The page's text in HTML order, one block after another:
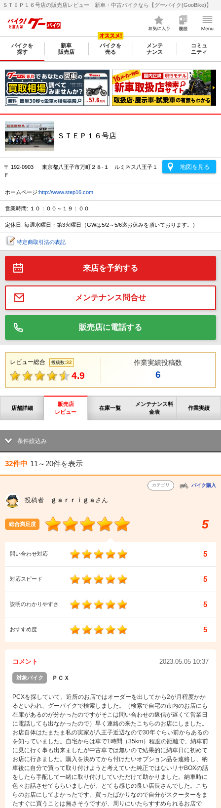
ＳＴＥＰ１６号店の販売店レビュー｜新車・中古バイクなら【グーバイク(GooBike)】
バイクを
探す
新車
販売店
バイクを
売る
メンテ
ナンス
コミュ
ニティ
ＳＴＥＰ１６号店
〒 192-0903 東京都八王子市万町２８-１ ルミネス八王子１
Ｆ
地図を見る
ホームページ:http://www.step16.com
営業時間: １０：００～１９：００
定休日: 毎週水曜日・第3火曜日（GWは5/2～5/6迄お休みを頂いております。）
特定商取引法の表記
来店を予約する
メンテナンス問合せ
販売店に電話する
レビュー総合 投稿数:32
4.9
作業実績投稿数
6
店舗詳細
販売店
レビュー
在庫一覧
メンテナンス料
金表
作業実績
条件絞込み
32件中 11～20件を表示
カテゴリ バイク購入
投稿者 ｇａｒｒｉｇａ さん
総合満足度 5
問い合わせ対応 5
対応スピード 5
説明のわかりやすさ 5
おすすめ度 5
コメント 2023.05.05 10:37
対象バイク ＰＣＸ
PCXを探していて、近所のお店ではオーダーを出してから2が月程度かか
るといわれ、グーバイクで検索しました。（検索で自宅の市内のお店にも
在庫があるのが分かったのですがそこは問い合わせの返信が遅くて営業日
に電話しても出なかったので）早く連絡の来たこちらのお店にしました。
お店自体はたまたま私の実家が八王子近辺なので30年ぐらい前からあるの
を知っていました。自宅からは車で1時間（35km）程度の距離で、納車前
に見に行く事も出来ましたが中古車では無いので結果的に納車日に初めて
お店に行きました。購入を決めてから付けたいオプション品を連絡し、納
車後に自分で買って取り付けようと考えていた純正ではないリヤBOXの話
をしたら手配して一緒に取り付けしていただけて助かりました。納車時に
色々お話させてもらいましたが、とても感じの良い店長さんでした。こち
らのお店にしてよかったです。買ったばかりなので自分がスクーターをま
たすぐに買うことは無さそうですが、周りにいたらすすめられるお店で